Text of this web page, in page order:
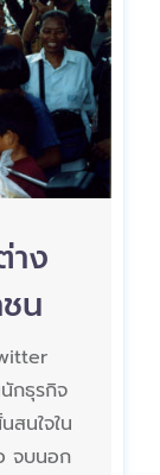
าง
น
กธุรกิจ
สนใจใน
จบนอก